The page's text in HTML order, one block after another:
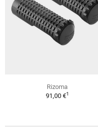
Rizoma
91,00 €1